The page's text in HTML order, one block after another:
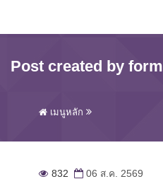
Post created by form
เมนูหลัก
832 06 ส.ค. 2569